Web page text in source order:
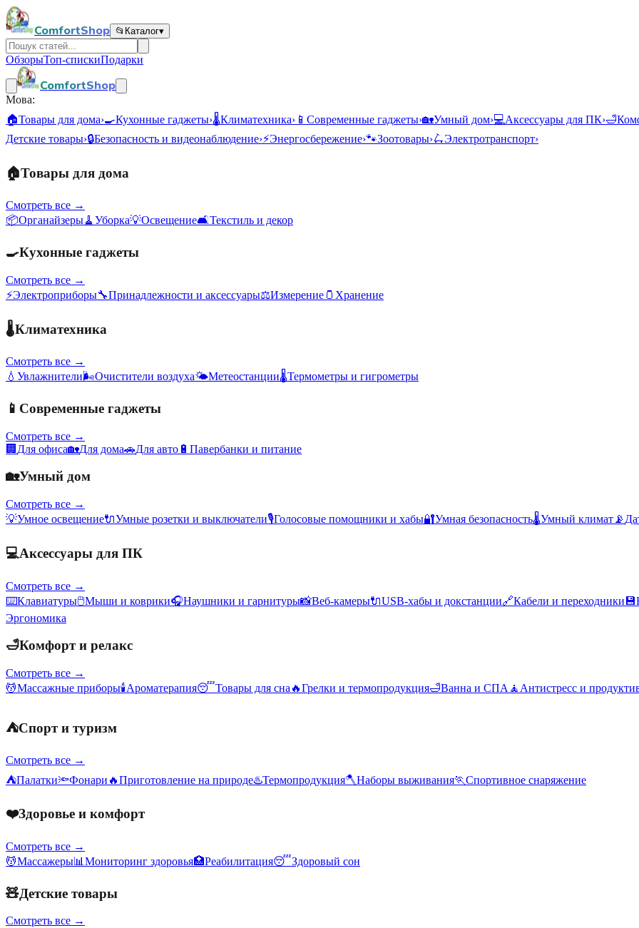
ComfortShop 📂 Каталог▾
ОбзорыТоп-спискиПодарки
ComfortShop
Мова:
🏠Товары для дома›🍳Кухонные гаджеты›🌡️Климатехника› 📱 Современные гаджеты›🏡Умный дом›💻Аксессуары для ПК›🛁
Детские товары›🔒Безопасность и видеонаблюдение›⚡Энергосбережение›🐾Зоотовары›🛴Электротранспорт›
🏠Товары для дома
Смотреть все →
📦Органайзеры🧹 Уборка💡Освещение🛋️Текстиль и декор
🍳Кухонные гаджеты
Смотреть все →
⚡Электроприборы🔧Принадлежности и аксессуары⚖️Измерение 🫙 Хранение
🌡️Климатехника
Смотреть все →
💧 Увлажнители🌬️Очистители воздуха🌤️Метеостанции🌡️Термометры и гигрометры
📱 Современные гаджеты
Смотреть все →
🏢 Для офиса🏡Для дома🚗Для авто 🔋 Павербанки и питание
🏡Умный дом
Смотреть все →
💡Умное освещение🔌Умные розетки и выключатели🎙️Голосовые помощники и хабы🔐Умная безопасность🌡️Умный климат 📡
💻Аксессуары для ПК
Смотреть все →
⌨️Клавиатуры🖱️Мыши и коврики🎧Наушники и гарнитуры📸Веб-камеры🔌USB-хабы и докстанции🔗Кабели и переходники 💾
Эргономика
🛁Комфорт и релакс
Смотреть все →
💆Массажные приборы🕯️Ароматерапия😴Товары для сна 🔥Грелки и термопродукция🛁Ванна и СПА 🧘 Антистресс и
⛺Спорт и туризм
Смотреть все →
⛺Палатки🔦Фонари 🔥Приготовление на природе♨️Термопродукция🪓Наборы выживания🏃Спортивное снаряжение
❤️Здоровье и комфорт
Смотреть все →
💆Массажеры📊 Мониторинг здоровья🏥Реабилитация😴Здоровый сон
🧸Детские товары
Смотреть все →